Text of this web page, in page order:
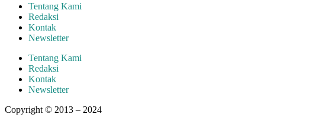
Tentang Kami
Redaksi
Kontak
Newsletter
Tentang Kami
Redaksi
Kontak
Newsletter
Copyright © 2013 – 2024